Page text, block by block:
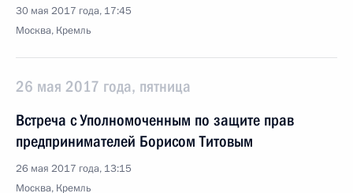
30 мая 2017 года, 17:45
Москва, Кремль
26 мая 2017 года, пятница
Встреча с Уполномоченным по защите прав
предпринимателей Борисом Титовым
26 мая 2017 года, 13:15
Москва, Кремль